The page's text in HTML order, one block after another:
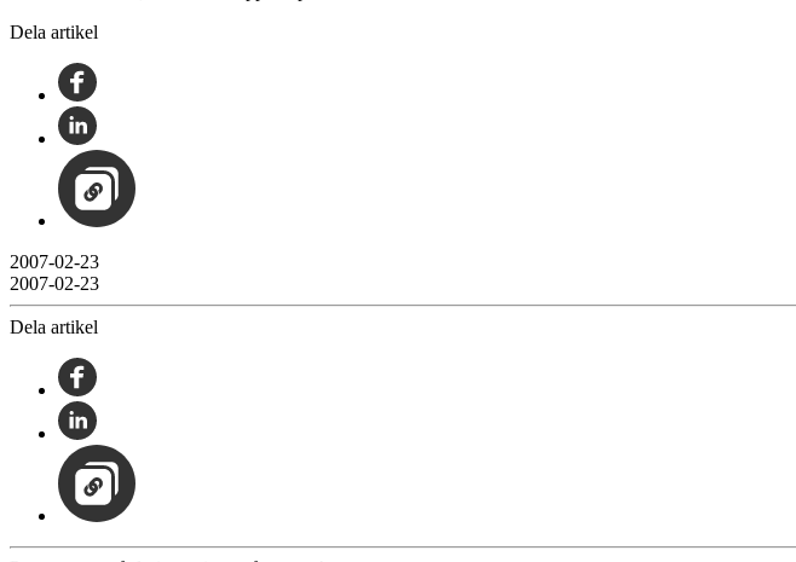
Dela artikel
2007-02-23
2007-02-23
Dela artikel